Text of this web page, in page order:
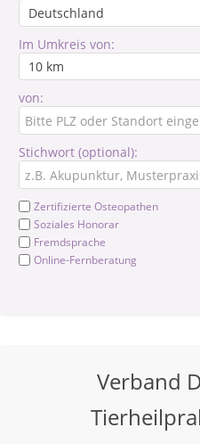
Im Umkreis von:
von:
Stichwort (optional):
Zertifizierte Osteopathen
Soziales Honorar
Fremdsprache
Online-Fernberatung
Verband